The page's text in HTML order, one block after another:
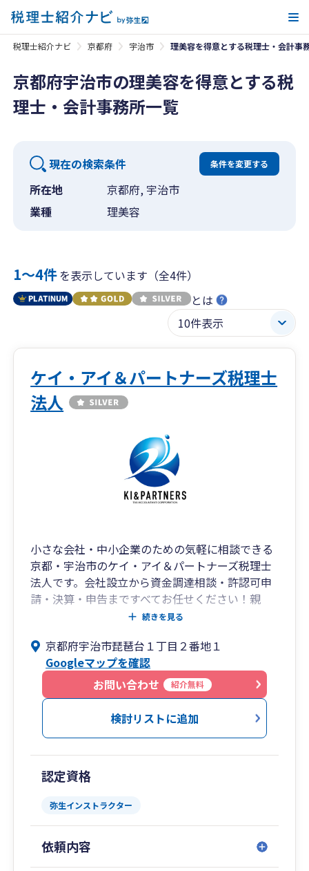
税理士紹介ナビ 京都府 宇治市 理美容を得意とする税理士・会計事
京都府宇治市の理美容を得意とする税
理士・会計事務所一覧
現在の検索条件 条件を変更する
所在地
京都府, 宇治市
業種
理美容
1〜4件を表示しています（全4件）
とは
ケイ・アイ＆パートナーズ税理士
法人
小さな会社・中小企業のための気軽に相談できる
京都・宇治市のケイ・アイ＆パートナーズ税理士
法人です。会社設立から資金調達相談・許認可申
請・決算・申告まですべてお任せください！親
切・丁寧をモットーに現在17名のスタッフが応対
続きを見る
京都府宇治市琵琶台１丁目２番地１
Googleマップを確認
お問い合わせ
紹介無料
検討リストに追加
認定資格
弥生インストラクター
依頼内容